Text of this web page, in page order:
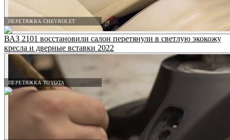
ПЕРЕТЯЖКА CHEVROLET
ПЕРЕТЯЖКА TOYOTA
ВАЗ 2101 восстановили салон перетянули в светлую экокожу
кресла и дверные вставки 2022